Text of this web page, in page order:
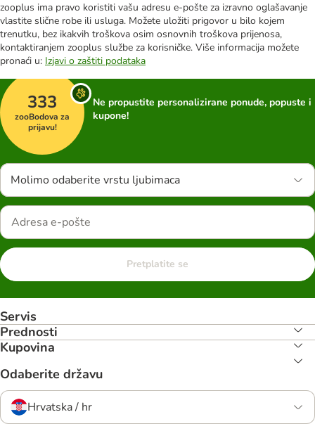
zooplus ima pravo koristiti vašu adresu e-pošte za izravno oglašavanje
vlastite slične robe ili usluga. Možete uložiti prigovor u bilo kojem
trenutku, bez ikakvih troškova osim osnovnih troškova prijenosa,
kontaktiranjem zooplus službe za korisničke. Više informacija možete
pronaći u: Izjavi o zaštiti podataka
333
zooBodova za
prijavu!
Ne propustite personalizirane ponude, popuste i
kupone!
Molimo odaberite vrstu ljubimaca
Pretplatite se
Servis
Prednosti
Kupovina
Odaberite državu
Hrvatska / hr